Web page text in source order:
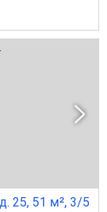
25, 51 м², 3/5